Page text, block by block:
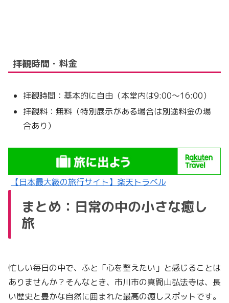
拝観時間・料金
拝観時間：基本的に自由（本堂内は9:00〜16:00）
拝観料：無料（特別展示がある場合は別途料金の場
合あり）
【日本最大級の旅行サイト】楽天トラベル
まとめ：日常の中の小さな癒し
旅
忙しい毎日の中で、ふと「心を整えたい」と感じることは
ありませんか？そんなとき、市川市の真間山弘法寺は、長
い歴史と豊かな自然に囲まれた最高の癒しスポットです。